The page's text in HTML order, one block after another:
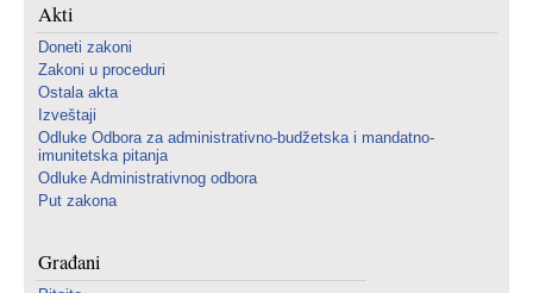
Akti
Doneti zakoni
Zakoni u proceduri
Ostala akta
Izveštaji
Odluke Odbora za administrativno-budžetska i mandatno-
imunitetska pitanja
Odluke Administrativnog odbora
Put zakona
Građani